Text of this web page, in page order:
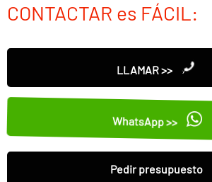
CONTACTAR es FÁCIL:
LLAMAR >>
WhatsApp >>
Pedir presupuesto